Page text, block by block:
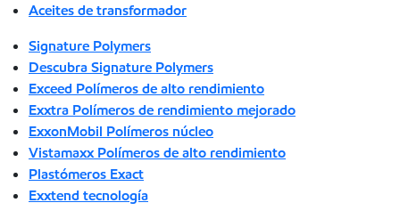
Aceites de transformador
Signature Polymers
Descubra Signature Polymers
Exceed Polímeros de alto rendimiento
Exxtra Polímeros de rendimiento mejorado
ExxonMobil Polímeros núcleo
Vistamaxx Polímeros de alto rendimiento
Plastómeros Exact
Exxtend tecnología